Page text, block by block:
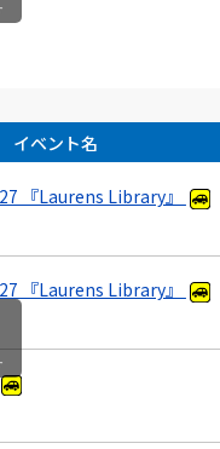
イベント名
『Laurens Library』
『Laurens Library』